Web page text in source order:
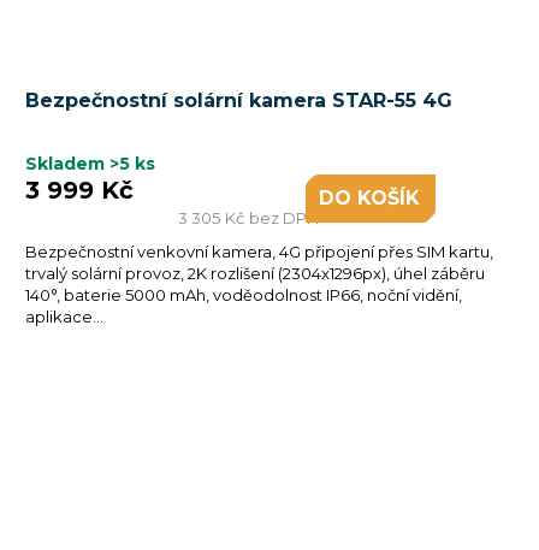
Bezpečnostní solární kamera STAR-55 4G
Skladem >5 ks
3 305 Kč bez DPH
3 999 Kč DO KOŠÍKU
Bezpečnostní venkovní kamera, 4G připojení přes SIM kartu,
trvalý solární provoz, 2K rozlišení (2304x1296px), úhel záběru
140°, baterie 5000 mAh, voděodolnost IP66, noční vidění,
aplikace...